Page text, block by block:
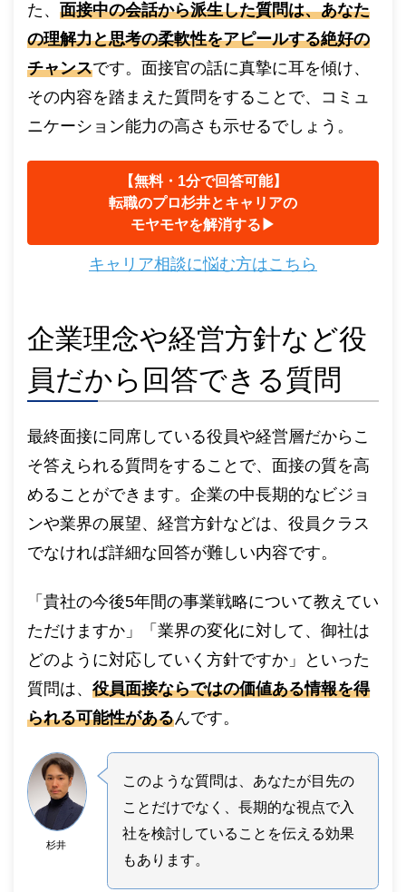
た、 面接中の会話から派生した質問は、あなた
の理解力と思考の柔軟性をアピールする絶好の
チャンスです。面接官の話に真摯に耳を傾け、
その内容を踏まえた質問をすることで、コミュ
ニケーション能力の高さも示せるでしょう。
【無料・1分で回答可能】
転職のプロ杉井とキャリアの
モヤモヤを解消する▶︎
キャリア相談に悩む方はこちら
企業理念や経営方針など役
員だから回答できる質問
最終面接に同席している役員や経営層だからこ
そ答えられる質問をすることで、面接の質を高
めることができます。企業の中長期的なビジョ
ンや業界の展望、経営方針などは、役員クラス
でなければ詳細な回答が難しい内容です。
「貴社の今後5年間の事業戦略について教えてい
ただけますか」「業界の変化に対して、御社は
どのように対応していく方針ですか」といった
質問は、 役員面接ならではの価値ある情報を得
られる可能性があるんです。
杉井
このような質問は、あなたが目先の
ことだけでなく、長期的な視点で入
社を検討していることを伝える効果
もあります。